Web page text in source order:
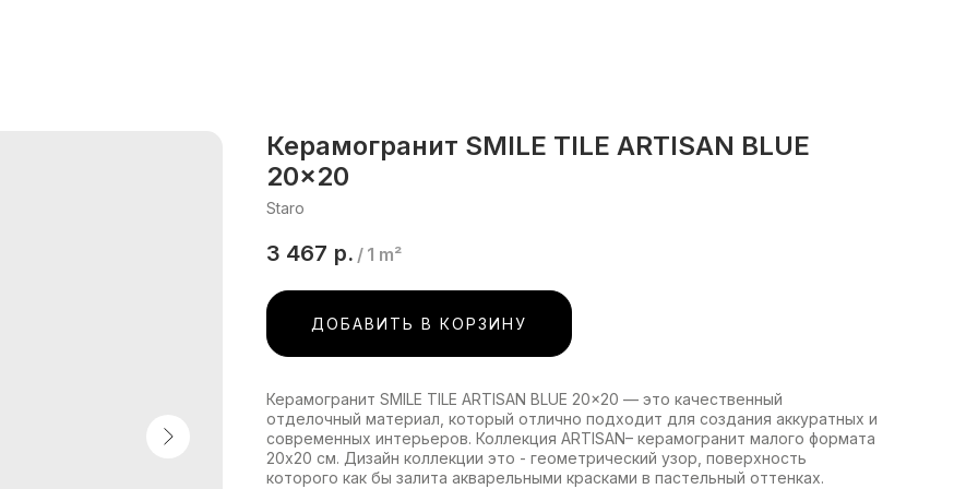
Керамогранит SMILE TILE ARTISAN BLUE
20x20
Staro
3 467 р. / 1 m²
ДОБАВИТЬ В КОРЗИНУ
Керамогранит SMILE TILE ARTISAN BLUE 20x20 — это качественный
отделочный материал, который отлично подходит для создания аккуратных и
современных интерьеров. Коллекция ARTISAN– керамогранит малого формата
20х20 см. Дизайн коллекции это - геометрический узор, поверхность
которого как бы залита акварельными красками в пастельный оттенках.